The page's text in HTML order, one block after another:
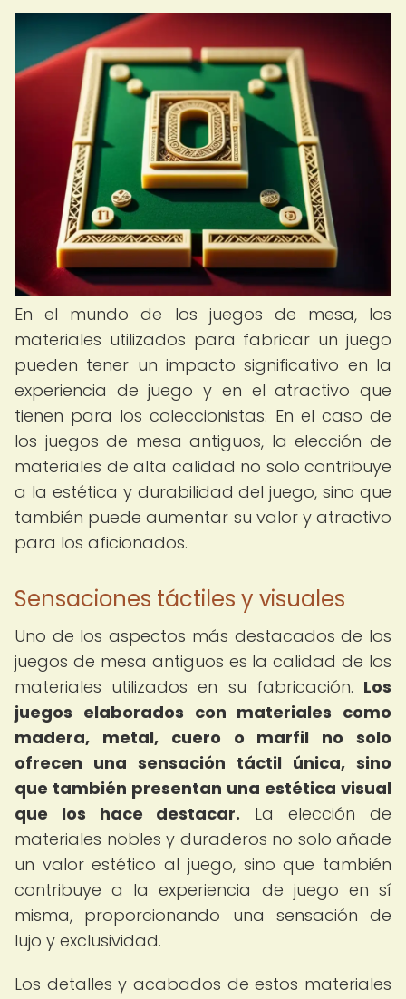
En el mundo de los juegos de mesa, los
materiales utilizados para fabricar un juego
pueden tener un impacto significativo en la
experiencia de juego y en el atractivo que
tienen para los coleccionistas. En el caso de
los juegos de mesa antiguos, la elección de
materiales de alta calidad no solo contribuye
a la estética y durabilidad del juego, sino que
también puede aumentar su valor y atractivo
para los aficionados.
Sensaciones táctiles y visuales
Uno de los aspectos más destacados de los
juegos de mesa antiguos es la calidad de los
materiales utilizados en su fabricación. Los
juegos elaborados con materiales como
madera, metal, cuero o marfil no solo
ofrecen una sensación táctil única, sino
que también presentan una estética visual
que los hace destacar. La elección de
materiales nobles y duraderos no solo añade
un valor estético al juego, sino que también
contribuye a la experiencia de juego en sí
misma, proporcionando una sensación de
lujo y exclusividad.
Los detalles y acabados de estos materiales